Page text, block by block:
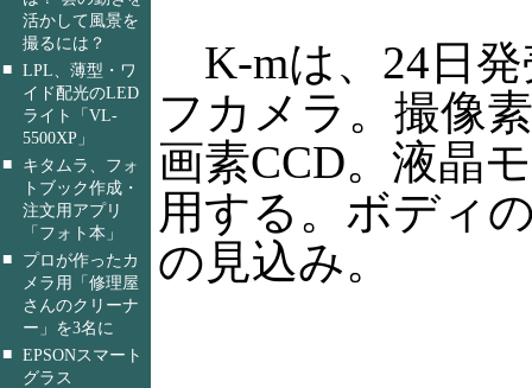
活かして風景を
撮るには？
■ LPL、薄型・ワ
イド配光のLED
ライト「VL-
5500XP」
■
キタムラ、フォ
トブック作成・
注文用アプリ
「フォト本」
■
プロが作ったカ
メラ用「修理屋
さんのクリーナ
ー」を3名に
■ EPSONスマート
グラス
K-mは、24日発
フカメラ。撮像
画素CCD。液晶
用する。ボディ
の見込み。